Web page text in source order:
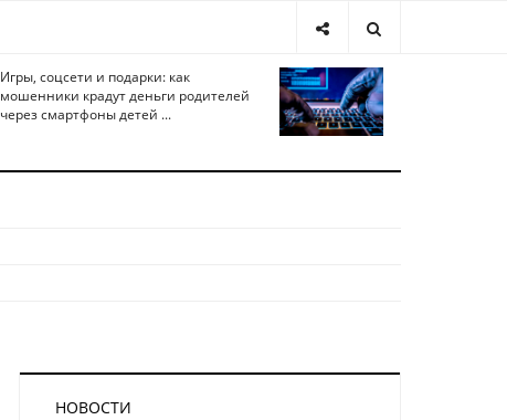
Игры, соцсети и подарки: как
мошенники крадут деньги родителей
через смартфоны детей ...
НОВОСТИ